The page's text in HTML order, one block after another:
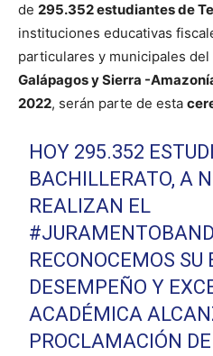
de 295.352 estudiantes de
instituciones educativas
particulares y municipales del
Galápagos y Sierra -
2022, serán parte de esta
HOY 295.352
BACHILLERATO, A
REALIZAN EL
RECONOCEMOS SU
DESEMPEÑO Y
ACADÉMICA
PROCLAMACIÓN